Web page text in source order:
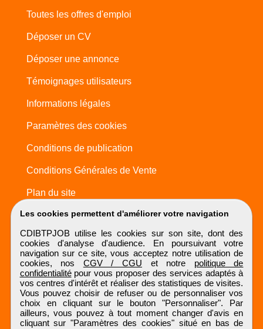
Les cookies permettent d'améliorer votre navigation
CDIBTPJOB utilise les cookies sur son site, dont des
cookies d'analyse d'audience. En poursuivant votre
navigation sur ce site, vous acceptez notre utilisation de
cookies, nos CGV / CGU et notre politique de
confidentialitépour vous proposer des services adaptés à
vos centres d'intérêt et réaliser des statistiques de visites.
Vous pouvez choisir de refuser ou de personnaliser vos
choix en cliquant sur le bouton "Personnaliser". Par
ailleurs, vous pouvez à tout moment changer d'avis en
cliquant sur "Paramètres des cookies" situé en bas de
Toutes les offres d'emploi
Déposer un CV
Déposer une annonce
Témoignages utilisateurs
Informations légales
Paramètres des cookies
Conditions de publication
Conditions Générales de Vente
Plan du site